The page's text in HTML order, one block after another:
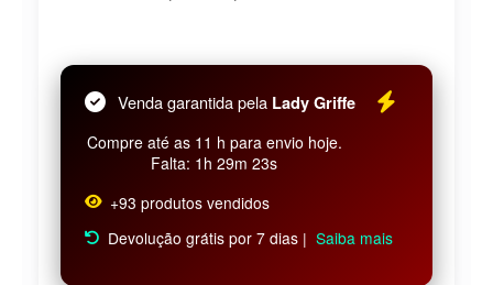
Venda garantida pela Lady Griffe
Compre até as 11 h para envio hoje.
Falta: 1h 29m 23s
+93 produtos vendidos
Devolução grátis por 7 dias | Saiba mais